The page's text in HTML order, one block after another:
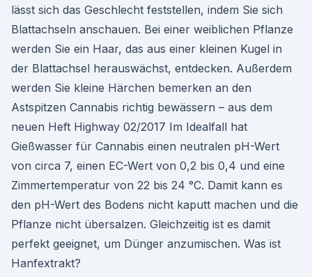
lässt sich das Geschlecht feststellen, indem Sie sich
Blattachseln anschauen. Bei einer weiblichen Pflanze
werden Sie ein Haar, das aus einer kleinen Kugel in
der Blattachsel herauswächst, entdecken. Außerdem
werden Sie kleine Härchen bemerken an den
Astspitzen Cannabis richtig bewässern – aus dem
neuen Heft Highway 02/2017 Im Idealfall hat
Gießwasser für Cannabis einen neutralen pH-Wert
von circa 7, einen EC-Wert von 0,2 bis 0,4 und eine
Zimmertemperatur von 22 bis 24 °C. Damit kann es
den pH-Wert des Bodens nicht kaputt machen und die
Pflanze nicht übersalzen. Gleichzeitig ist es damit
perfekt geeignet, um Dünger anzumischen. Was ist
Hanfextrakt?